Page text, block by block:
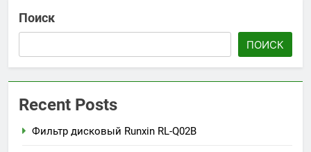
Поиск
ПОИСК
Recent Posts
Фильтр дисковый Runxin RL-Q02B